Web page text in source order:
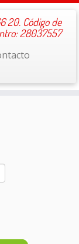
20. Código de
28037557